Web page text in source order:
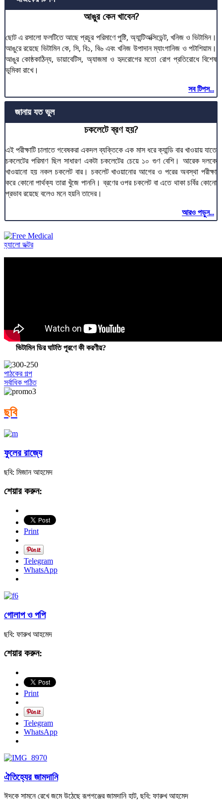
আঙুর কেন খাবেন?
ছোট এ রসালো ফলটিতে আছে প্রচুর পরিমাণে পুষ্টি, অ্যান্টিঅক্সিডেন্ট, খনিজ ও ভিটামিন।
আঙুরে রয়েছে ভিটামিন কে, সি, বি১, বি৬ এবং খনিজ উপাদান ম্যাংগানিজ ও পটাশিয়াম।
আঙুর কোষ্ঠকাঠিন্য, ডায়াবেটিস, অ্যাজমা ও হৃদরোগের মতো রোগ প্রতিরোধে বিশেষ
ভূমিকা রাখে।
সব টিপস...
জানায় যত ভুল
চকলেটে ব্রণ হয়?
এই পরীক্ষাটি চালাতে গবেষকরা একদল ব্যক্তিকে এক মাস ধরে ক্যান্ডি বার খাওয়ায় যাতে
চকলেটের পরিমাণ ছিল সাধারণ একটা চকলেটের চেয়ে ১০ গুণ বেশি। আরেক দলকে
খাওয়ানো হয় নকল চকলেট বার। চকলেট খাওয়ানোর আগের ও পরের অবস্থা পরীক্ষা
করে কোনো পার্থক্য তারা খুঁজে পাননি। ব্রণের ওপর চকলেট বা এতে থাকা চর্বির কোনো
প্রভাব রয়েছে বলেও মনে হয়নি তাদের।
আরও পড়ুন...
হ্যালো ডক্টর
ভিটামিন ডির ঘাটতি পূরণে কী করণীয়?
পাঠকের গল্প
সর্বাধিক পঠিত
ছবি
ফুলের রাজ্যে
ছবি: মিজান আহমেদ
শেয়ার করুন:
Print
Telegram
WhatsApp
গোলাপ ও পপি
ছবি: ফারুখ আহমেদ
শেয়ার করুন:
Print
Telegram
WhatsApp
ঐতিহ্যের জামদানি
ঈদকে সামনে রেখে জমে উঠেছে রূপগঞ্জের জামদানি হাট, ছবি: ফারুখ আহমেদ